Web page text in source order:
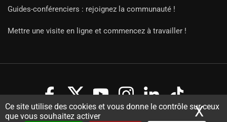
Ce site utilise des cookies et vous donne le contrôle sur ceux
que vous souhaitez activer
X
Guides-conférenciers : rejoignez la communauté !
Mettre une visite en ligne et commencez à travailler !
Copyright Guides 2021. Tous droits réservés. Développement